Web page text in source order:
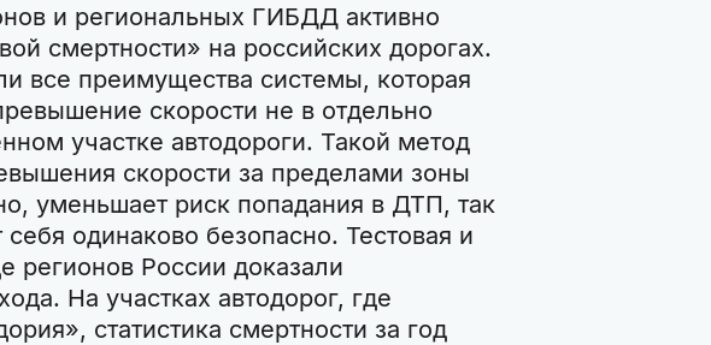
и региональных ГИБДД активно
смертности» на российских дорогах.
все преимущества системы, которая
скорости не в отдельно
участке автодороги. Такой метод
скорости за пределами зоны
уменьшает риск попадания в ДТП, так
одинаково безопасно. Тестовая и
регионов России доказали
На участках автодорог, где
статистика смертности за год